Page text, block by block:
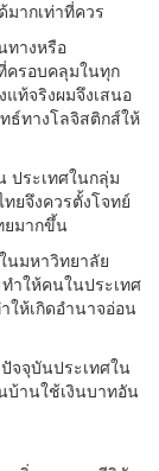
ากเท่าที่ควร
ทางหรือ
ครอบคลุมในทุก
แท้จริงผมจึงเสนอ
ธ์ทางโลจิสติกส์ให้
ประเทศในกลุ่ม
ยจึงควรตั้งโจทย์
ยมากขึ้น
นมหาวิทยาลัย
ำให้คนในประเทศ
ให้เกิดอำนาจอ่อน
จจุบันประเทศใน
บ้านใช้เงินบาทอัน